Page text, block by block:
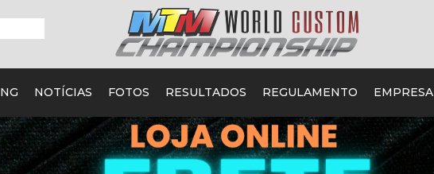
NOTÍCIAS FOTOS RESULTADOS REGULAMENTO EMPRESA